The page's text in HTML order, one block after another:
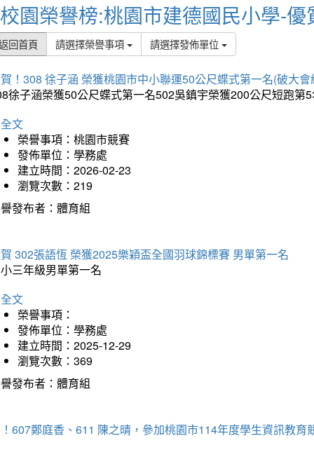
校園榮譽榜:桃園市建德國民小學-優
回首頁 請選擇榮譽事項 請選擇發佈單位
！308 徐子涵 榮獲桃園市中小聯運50公尺蝶式第一名(破大會
徐子涵榮獲50公尺蝶式第一名502吳鎮宇榮獲200公尺短跑
文
榮譽事項：桃園市競賽
發佈單位：學務處
建立時間：2026-02-23
瀏覽次數：219
發布者：體育組
302張語恆 榮獲2025樂穎盃全國羽球錦標賽 男單第一名
三年級男單第一名
文
榮譽事項：
發佈單位：學務處
建立時間：2025-12-29
瀏覽次數：369
發布者：體育組
607鄭庭香、611 陳之晴，參加桃園市114年度學生資訊教育